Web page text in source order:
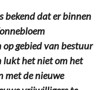
bekend dat er binnen
gebied van bestuur
lukt het niet om het
met de nieuwe